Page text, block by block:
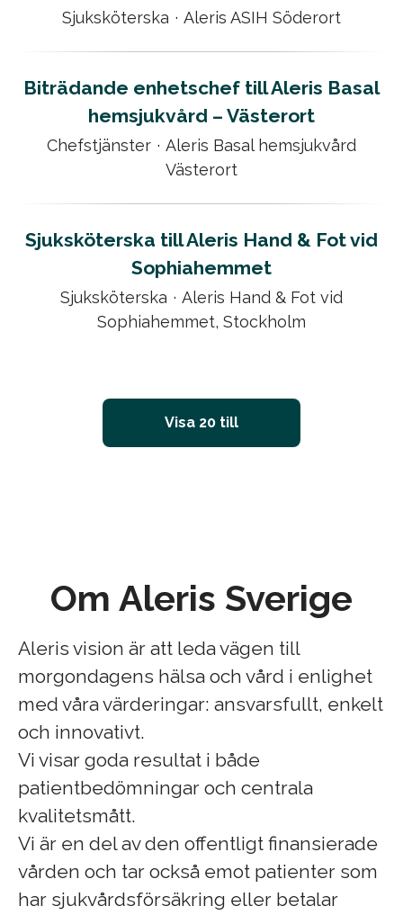
Sjuksköterska · Aleris ASIH Söderort
Biträdande enhetschef till Aleris Basal
hemsjukvård – Västerort
Chefstjänster · Aleris Basal hemsjukvård
Västerort
Sjuksköterska till Aleris Hand & Fot vid
Sophiahemmet
Sjuksköterska · Aleris Hand & Fot vid
Sophiahemmet, Stockholm
Visa 20 till
Om Aleris Sverige
Aleris vision är att leda vägen till
morgondagens hälsa och vård i enlighet
med våra värderingar: ansvarsfullt, enkelt
och innovativt.
Vi visar goda resultat i både
patientbedömningar och centrala
kvalitetsmått.
Vi är en del av den offentligt finansierade
vården och tar också emot patienter som
har sjukvårdsförsäkring eller betalar